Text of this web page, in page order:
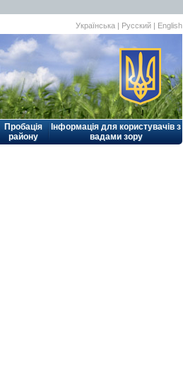
Українська | Русский | English
Пробація
району
Інформація для користувачів з
вадами зору